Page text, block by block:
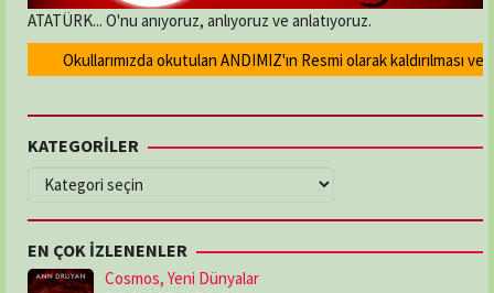
ATATÜRK... O'nu anıyoruz, anlıyoruz ve anlatıyoruz.
Okullarımızda okutulan ANDIMIZ'ın Resmi olarak kaldırılması ve
KATEGORİLER
KATEGORİLER
EN ÇOK İZLENENLER
Cosmos, Yeni Dünyalar